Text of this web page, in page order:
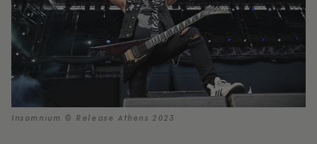
Insomnium © Release Athens 2023